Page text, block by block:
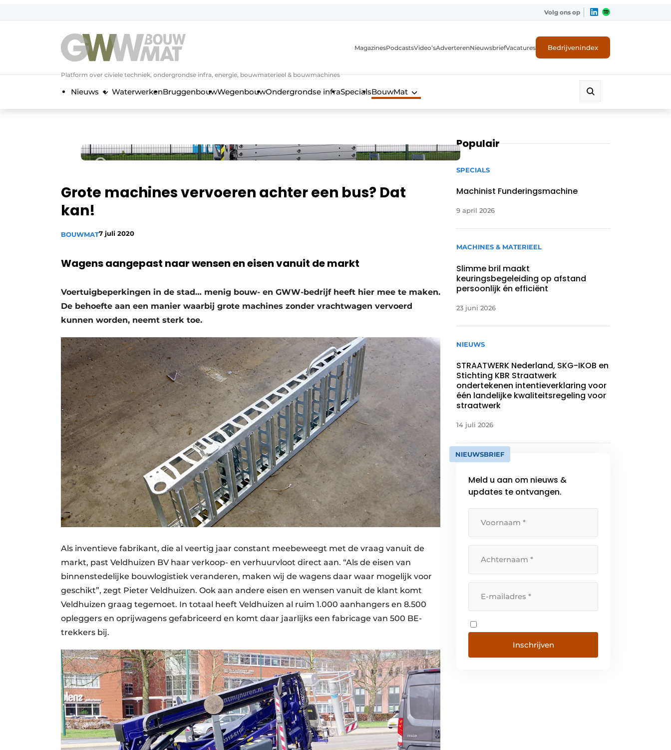
Volg ons op
Platform over civiele techniek, ondergrondse infra, energie, bouwmaterieel & bouwmachines
MagazinesPodcastsVideo’sAdverterenNieuwsbriefVacatures Bedrijvenindex
Nieuws WaterwerkenBruggenbouwWegenbouwOndergrondse infraSpecialsBouwMat
Grote machines vervoeren achter een bus? Dat
kan!
BOUWMAT7 juli 2020
Wagens aangepast naar wensen en eisen vanuit de markt
Voertuigbeperkingen in de stad… menig bouw- en GWW-bedrijf heeft hier mee te maken.
De behoefte aan een manier waarbij grote machines zonder vrachtwagen vervoerd
kunnen worden, neemt sterk toe.
Als inventieve fabrikant, die al veertig jaar constant meebeweegt met de vraag vanuit de
markt, past Veldhuizen BV haar verkoop- en verhuurvloot direct aan. “Als de eisen van
binnenstedelijke bouwlogistiek veranderen, maken wij de wagens daar waar mogelijk voor
geschikt”, zegt Pieter Veldhuizen. Ook aan andere eisen en wensen vanuit de klant komt
Veldhuizen graag tegemoet. In totaal heeft Veldhuizen al ruim 1.000 aanhangers en 8.500
opleggers en oprijwagens gefabriceerd en komt daar jaarlijks een fabricage van 500 BE-
trekkers bij.
Populair
SPECIALS
Machinist Funderingsmachine
9 april 2026
MACHINES & MATERIEEL
Slimme bril maakt
keuringsbegeleiding op afstand
persoonlijk én efficiënt
23 juni 2026
NIEUWS
STRAATWERK Nederland, SKG-IKOB en
Stichting KBR Straatwerk
ondertekenen intentieverklaring voor
één landelijke kwaliteitsregeling voor
straatwerk
14 juli 2026
NIEUWSBRIEF
Meld u aan om nieuws &
updates te ontvangen.
Inschrijven